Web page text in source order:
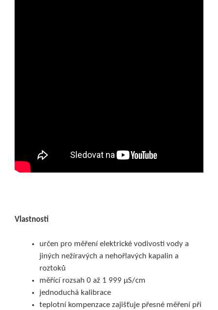
Vlastnosti
určen pro měření elektrické vodivosti vody a
jiných nežíravých a nehořlavých kapalin a
roztoků
měřící rozsah 0 až 1 999 μS/cm
jednoduchá kalibrace
teplotní kompenzace zajišťuje přesné měření při